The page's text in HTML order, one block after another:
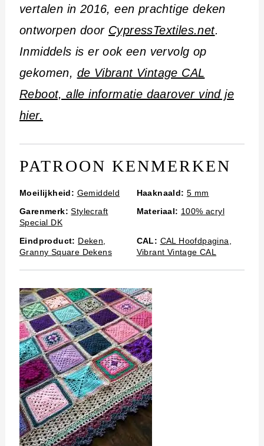
vertalen in 2016, een prachtige deken
ontworpen door CypressTextiles.net.
Inmiddels is er ook een vervolg op
gekomen, de Vibrant Vintage CAL
Reboot, alle informatie daarover vind je
hier.
PATROON KENMERKEN
Moeilijkheid: Gemiddeld Haaknaald: 5 mm
Garenmerk: Stylecraft
Special DK
Materiaal: 100% acryl
Eindproduct: Deken
Granny Square Dekens
CAL: CAL Hoofdpagina
Vibrant Vintage CAL